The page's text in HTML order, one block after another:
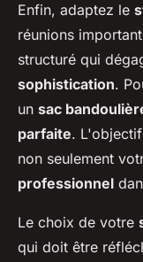
Enfin, adaptez le
réunions
structuré qui
sophistication.
un sac
parfaite.
non seulement
professionnel
Le choix de votre
qui doit être